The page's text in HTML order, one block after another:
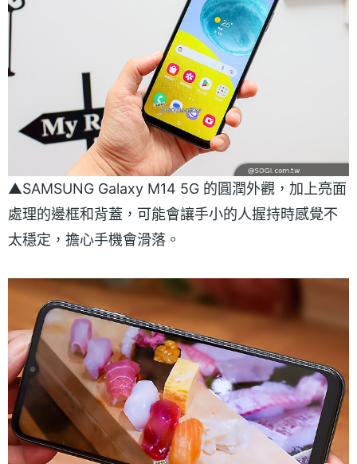
▲SAMSUNG Galaxy M14 5G 的圓潤外觀，加上亮面
處理的邊框和背蓋，可能會讓手小的人握持時感覺不
太穩定，擔心手機會滑落。